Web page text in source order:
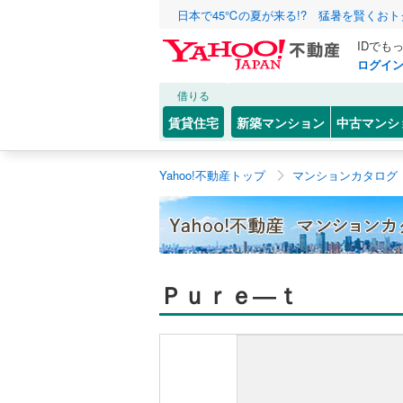
日本で45℃の夏が来る!? 猛暑を賢くおト
IDでも
ログイン
借りる
賃貸住宅 新築マンション 中古マンシ
Yahoo!不動産トップ マンションカタログ
Ｐｕｒｅ―ｔ